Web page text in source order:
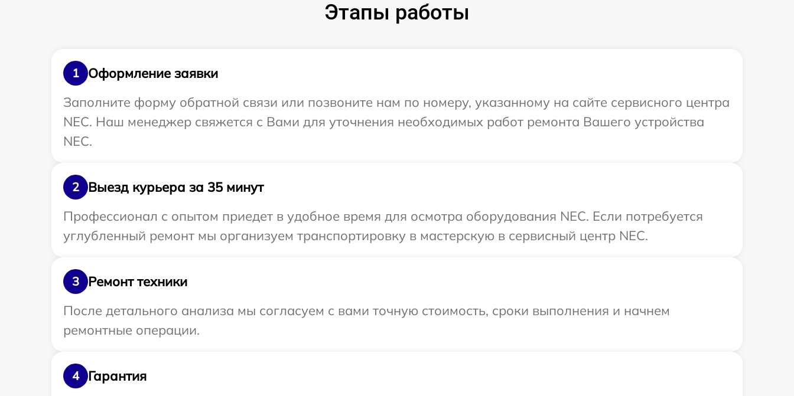
Этапы работы
1
Оформление заявки
Заполните форму обратной связи или позвоните нам по номеру, указанному на сайте сервисного центра
NEC. Наш менеджер свяжется с Вами для уточнения необходимых работ ремонта Вашего устройства
NEC.
2
Выезд курьера за 35 минут
Профессионал с опытом приедет в удобное время для осмотра оборудования NEC. Если потребуется
углубленный ремонт мы организуем транспортировку в мастерскую в сервисный центр NEC.
3
Ремонт техники
После детального анализа мы согласуем с вами точную стоимость, сроки выполнения и начнем
ремонтные операции.
4
Гарантия